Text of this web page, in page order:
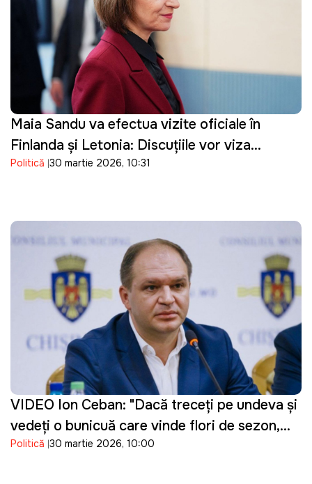
Maia Sandu va efectua vizite oficiale în
Finlanda și Letonia: Discuțiile vor viza
parcursul european al Republicii Moldova
Politică 30 martie 2026, 10:31
VIDEO Ion Ceban: "Dacă treceți pe undeva și
vedeți o bunicuță care vinde flori de sezon,
cumpărați un buchet"
Politică 30 martie 2026, 10:00